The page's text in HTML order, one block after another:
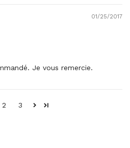
01/25/2017
Je vous remercie.
2 3